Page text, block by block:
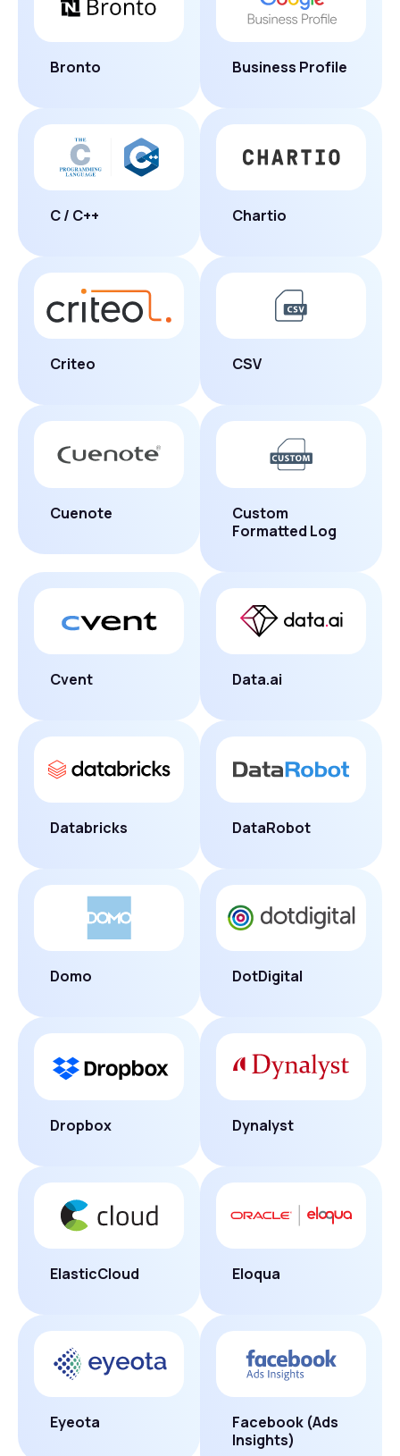
Bronto Business Profile
C / C++ Chartio
Criteo CSV
Cuenote
Custom
Formatted Log
Cvent Data.ai
Databricks DataRobot
Domo DotDigital
Dropbox Dynalyst
ElasticCloud Eloqua
Eyeota
Facebook (Ads
Insights)